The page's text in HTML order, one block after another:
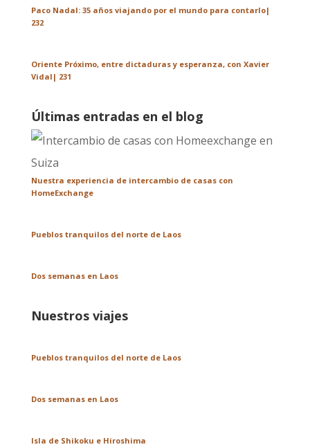
Paco Nadal: 35 años viajando por el mundo para contarlo|
232
Oriente Próximo, entre dictaduras y esperanza, con Xavier
Vidal| 231
Últimas entradas en el blog
Nuestra experiencia de intercambio de casas con
HomeExchange
Pueblos tranquilos del norte de Laos
Dos semanas en Laos
Nuestros viajes
Pueblos tranquilos del norte de Laos
Dos semanas en Laos
Isla de Shikoku e Hiroshima